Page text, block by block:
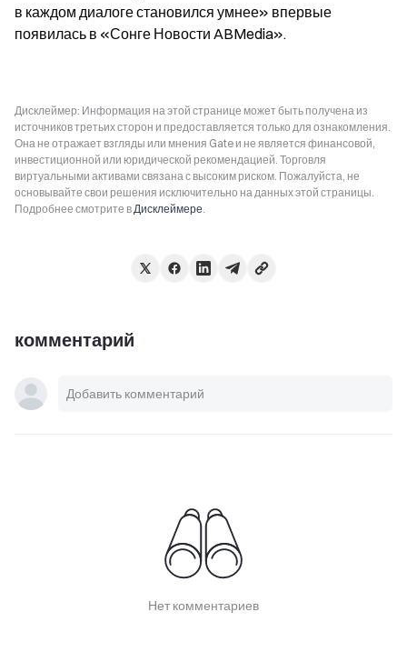
в каждом диалоге становился умнее» впервые
появилась в «Сонге Новости ABMedia».
Дисклеймер: Информация на этой странице может быть получена из
источников третьих сторон и предоставляется только для ознакомления.
Она не отражает взгляды или мнения Gate и не является финансовой,
инвестиционной или юридической рекомендацией. Торговля
виртуальными активами связана с высоким риском. Пожалуйста, не
основывайте свои решения исключительно на данных этой страницы.
Подробнее смотрите вДисклеймере.
комментарий
Нет комментариев